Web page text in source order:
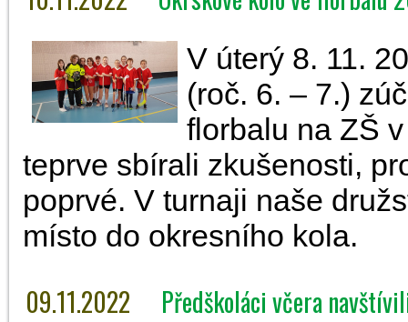
V úterý 8. 11.
(roč. 6. – 7.)
florbalu na ZŠ
teprve sbírali zkušenosti,
poprvé. V turnaji naše
místo do okresního kola.
09.11.2022 Předškoláci včera